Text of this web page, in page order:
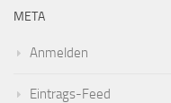
META
Anmelden
Eintrags-Feed